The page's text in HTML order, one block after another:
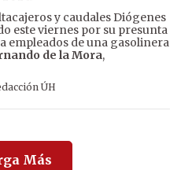
y caudales Diógenes
este viernes por su presunta
empleados de una gasolinera
de la Mora,
ÚH
Más